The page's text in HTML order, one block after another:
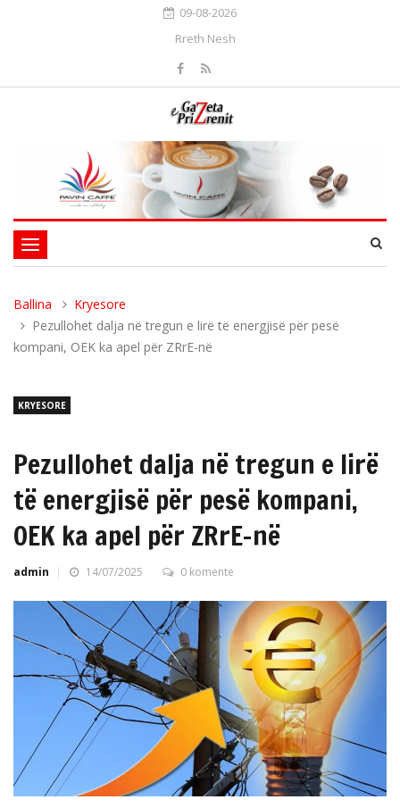
09-08-2026
Rreth Nesh
Toggle
navigation
Ballina
Kryesore
Pezullohet dalja në tregun e lirë të energjisë për pesë
kompani, OEK ka apel për ZRrE-në
KRYESORE
Pezullohet dalja në tregun e lirë
të energjisë për pesë kompani,
OEK ka apel për ZRrE-në
admin 14/07/2025 0 komente